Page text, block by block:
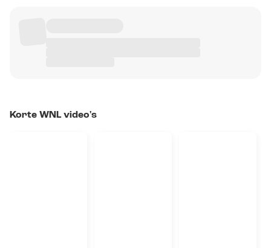
Korte WNL video's